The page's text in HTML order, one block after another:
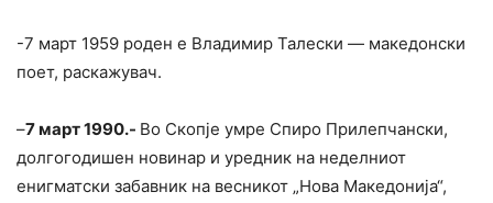
-7 март 1959 роден е Владимир Талески — македонски
поет, раскажувач.
–7 март 1990.- Во Скопје умре Спиро Прилепчански,
долгогодишен новинар и уредник на неделниот
енигматски забавник на весникот „Нова Македонија“,